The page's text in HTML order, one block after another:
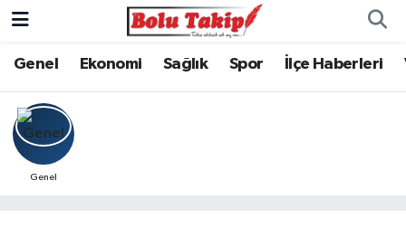
Genel Ekonomi Sağlık Spor İlçe Haberleri
Genel